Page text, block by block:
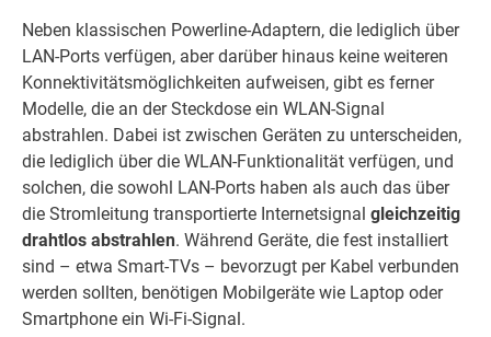
Neben klassischen Powerline-Adaptern, die lediglich über
LAN-Ports verfügen, aber darüber hinaus keine weiteren
Konnektivitätsmöglichkeiten aufweisen, gibt es ferner
Modelle, die an der Steckdose ein WLAN-Signal
abstrahlen. Dabei ist zwischen Geräten zu unterscheiden,
die lediglich über die WLAN-Funktionalität verfügen, und
solchen, die sowohl LAN-Ports haben als auch das über
die Stromleitung transportierte Internetsignal gleichzeitig
drahtlos abstrahlen. Während Geräte, die fest installiert
sind – etwa Smart-TVs – bevorzugt per Kabel verbunden
werden sollten, benötigen Mobilgeräte wie Laptop oder
Smartphone ein Wi-Fi-Signal.